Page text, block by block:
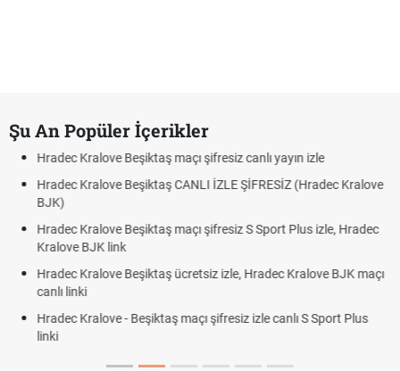
Şu An Popüler İçerikler
maçı şifresiz canlı yayın izle
CANLI İZLE ŞİFRESİZ (Hradec Kralove
maçı şifresiz S Sport Plus izle, Hradec
ücretsiz izle, Hradec Kralove BJK maçı
Beşiktaş maçı şifresiz izle canlı S Sport Plus
Hradec Kralove -
Hradec Kralove
Trivela Nedir?
Plonjon Nedir?